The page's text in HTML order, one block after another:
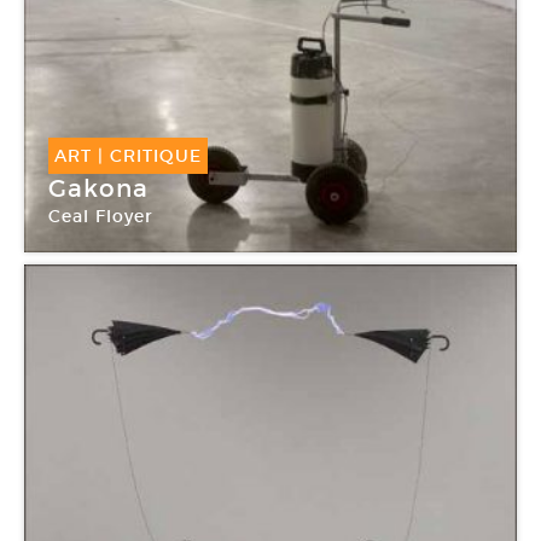
ART | CRITIQUE
Gakona
Ceal Floyer
Palais de Tokyo